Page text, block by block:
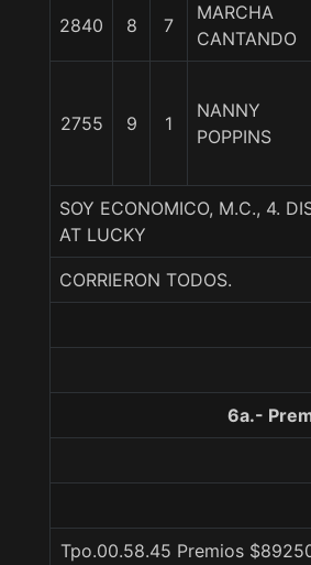
2840 8 7
MARCHA
CANTANDO
2755 9 1
NANNY
POPPINS
SOY ECONOMICO, M.C., 4.
AT LUCKY
CORRIERON TODOS.
6a.-
Tpo.00.58.45 Premios